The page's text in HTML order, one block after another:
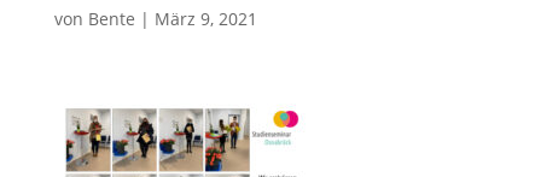
von Bente | März 9, 2021